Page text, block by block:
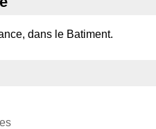
dans le Batiment.